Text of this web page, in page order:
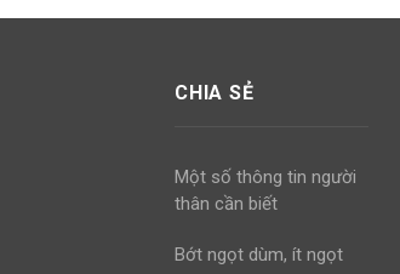
CHIA SẺ
Một số thông tin người
thân cần biết
Bớt ngọt dùm, ít ngọt